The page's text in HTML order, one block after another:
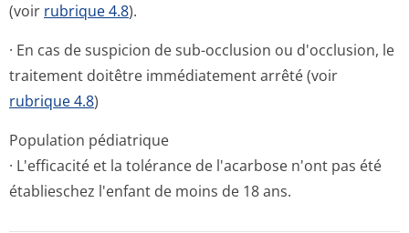
(voir rubrique 4.8).
· En cas de suspicion de sub-occlusion ou d'occlusion, le
traitement doitêtre immédiatement arrêté (voir
rubrique 4.8)
Population pédiatrique
· L'efficacité et la tolérance de l'acarbose n'ont pas été
établieschez l'enfant de moins de 18 ans.